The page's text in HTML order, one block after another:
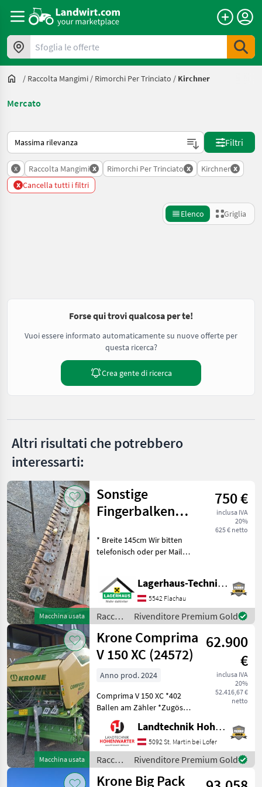
Sfoglia le offerte
/ Raccolta Mangimi / Rimorchi Per Trinciato / Kirchner
Mercato
Ecco come viene ordinato su Landwirt.com
Filtri
x Raccolta Mangimi x Rimorchi Per Trinciato x Kirchner x
x Cancella tutti i filtri
Elenco Griglia
Forse qui trovi qualcosa per te!
Vuoi essere informato automaticamente su nuove offerte per
questa ricerca?
Crea gente di ricerca
Altri risultati che potrebbero
interessarti:
Macchina usata
Sonstige
Fingerbalken
750 €
inclusa IVA
20%
625 € netto
* Breite 145cm Wir bitten
telefonisch oder per Mail
ausreichend Zeit für die
Beratung und eventuell
einer Probefahrt für Sie zu
re
Lagerhaus-Technik Flachau
5542 Flachau
Raccolta
mangimi
/
Sonstige
Rivenditore Premium Gold
Macchina usata
Krone Comprima
V 150 XC (24572)
62.900
€
inclusa IVA
20%
52.416,67 €
netto
Anno prod. 2024
Comprima V 150 XC *402
Ballen am Zähler *Zugöse
Obenanhängung
*Schneidwerk mit 17 Messer
*Gelenkwelle *Hydraul.
Bodenabsenkung *E-Achse
mit 2-Leiter Druckl.-Brems
Landtechnik Hohenwarter GmbH
5092 St. Martin bei Lofer
Raccolta
mangimi
/ Krone
Rivenditore Premium Gold
Krone Big Pack